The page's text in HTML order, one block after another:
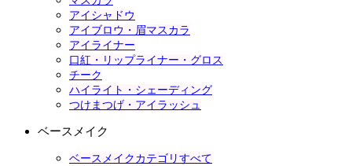
アイシャドウ
アイブロウ・眉マスカラ
アイライナー
口紅・リップライナー・グロス
チーク
ハイライト・シェーディング
つけまつげ・アイラッシュ
ベースメイク
ベースメイクカテゴリすべて